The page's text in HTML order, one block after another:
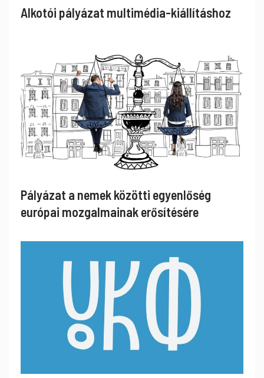
Alkotói pályázat multimédia-kiállításhoz
Pályázat a nemek közötti egyenlőség
európai mozgalmainak erősítésére